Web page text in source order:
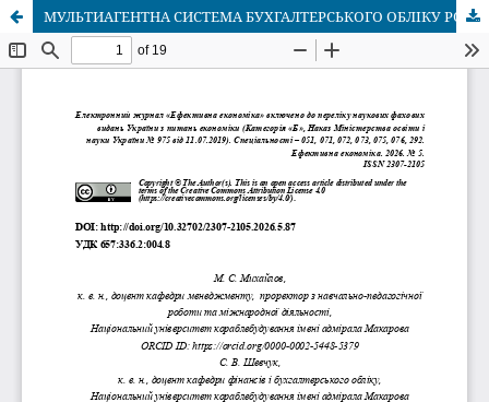
МУЛЬТИАГЕНТНА СИСТЕМА БУХГАЛТЕРСЬКОГО ОБЛІКУ РОЗРАХУНКІВ З БЮДЖЕТОМ